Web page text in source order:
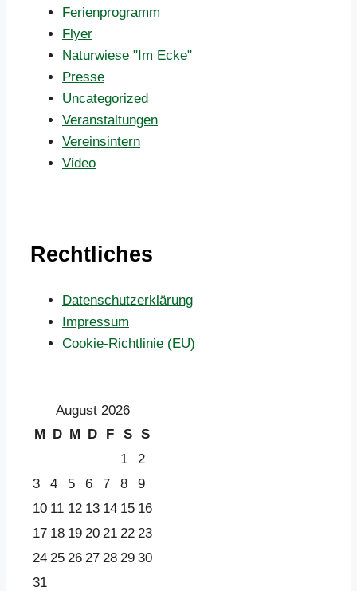
Ferienprogramm
Flyer
Naturwiese "Im Ecke"
Presse
Uncategorized
Veranstaltungen
Vereinsintern
Video
Rechtliches
Datenschutzerklärung
Impressum
Cookie-Richtlinie (EU)
August 2026
M
D M D F S
S
1
2
3
4 5 6 7 8
9
10 11 12 13 14 15 16
17 18 19 20 21 22 23
24 25 26 27 28 29 30
31